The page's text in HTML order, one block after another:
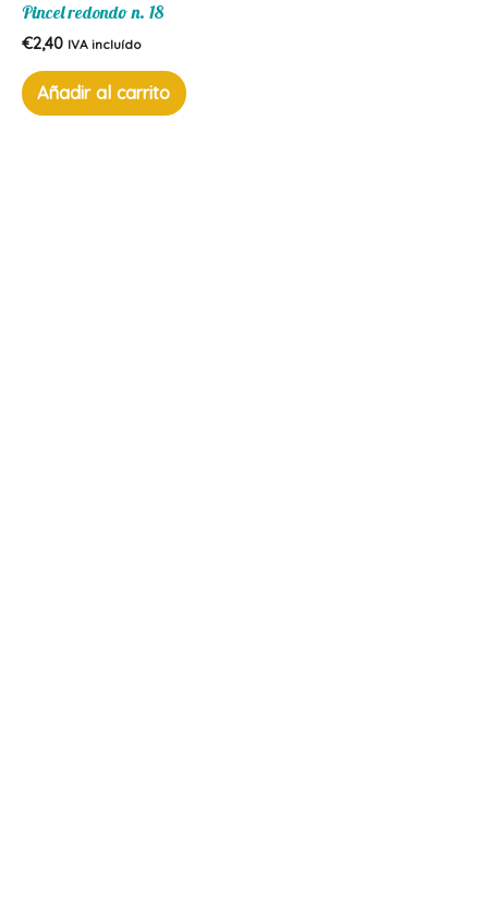
Pincel redondo n. 18
€2,40 IVA incluído
Añadir al carrito